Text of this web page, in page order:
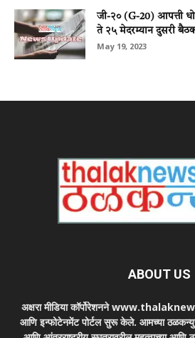
जी-२० (G-20) आपत्ती
ते २५ मेदरम्यान दुसरी
May 19, 2023
ABOUT US
अक्षरा मीडिया कॉर्पोरेशनने
आणि इन्फोटेनमेंट पोर्टल सुरू केले. आमच्या ठळकन्युज